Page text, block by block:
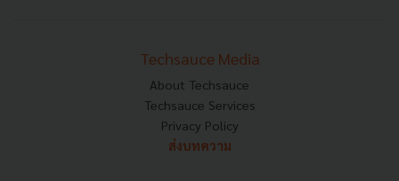
Techsauce Media
About Techsauce
Techsauce Services
Privacy Policy
ส่งบทความ